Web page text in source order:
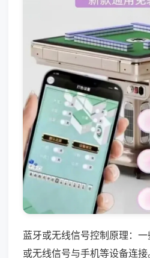
蓝牙或无线信号控制原理：
或无线信号与手机等设备连